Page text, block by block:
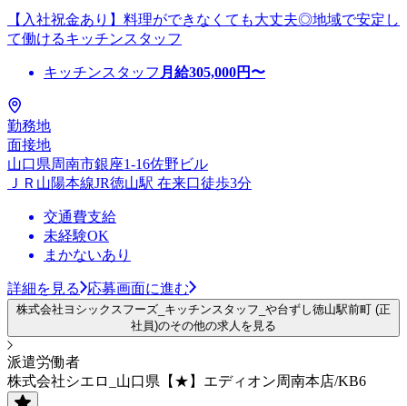
【入社祝金あり】料理ができなくても大丈夫◎地域で安定し
て働けるキッチンスタッフ
キッチンスタッフ 月給305,000円〜
勤務地
面接地
山口県周南市銀座1-16佐野ビル
ＪＲ山陽本線JR徳山駅 在来口徒歩3分
交通費支給
未経験OK
まかないあり
詳細を見る 応募画面に進む
株式会社ヨシックスフーズ_キッチンスタッフ_や台ずし徳山駅前町 (正
社員)のその他の求人を見る
派遣労働者
株式会社シエロ_山口県【★】エディオン周南本店/KB6